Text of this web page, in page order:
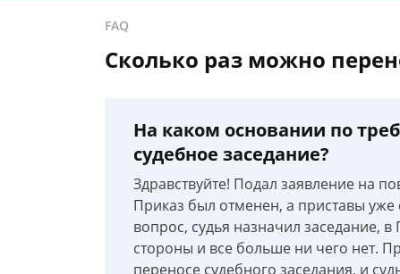
FAQ
Сколько раз можно
На каком основании по
судебное заседание?
Здравствуйте! Подал заявление на
Приказ был отменен, а приставы уже
вопрос, судья назначил заседание,
стороны и все больше ни чего нет.
переносе судебного заседания, и